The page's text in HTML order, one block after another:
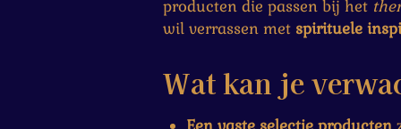
t
r
r
n n n n
producten die passen bij het
wil verrassen met spirituele
Wat kan je